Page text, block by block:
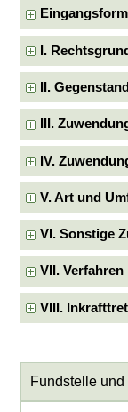
I.
II.
III.
IV.
V. Art und
VI. Sonstige
VII. Verfahren
VIII.
Fundstelle